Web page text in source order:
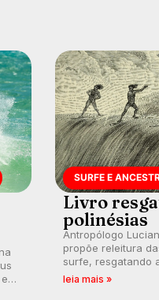
SURFE E
Livro
polinésias
Antropólogo
propõe releitura
surfe, resgatando
polinésia e
leia mais »